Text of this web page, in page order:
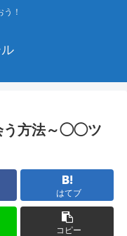
！
う方法～◯◯ツ
はてブ
コピー